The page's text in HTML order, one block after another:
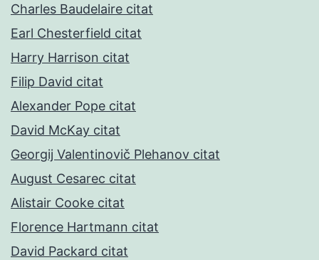
Charles Baudelaire citat
Earl Chesterfield citat
Harry Harrison citat
Filip David citat
Alexander Pope citat
David McKay citat
Georgij Valentinovič Plehanov citat
August Cesarec citat
Alistair Cooke citat
Florence Hartmann citat
David Packard citat